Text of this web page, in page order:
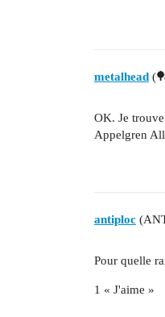
metalhead
OK. Je
Appelgren
antiploc
Pour quelle
1 « J'aime »